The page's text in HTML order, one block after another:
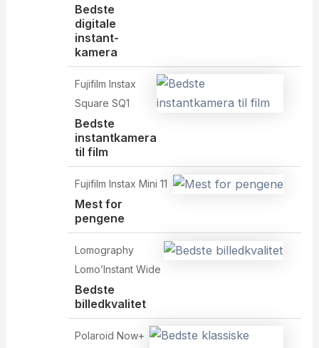
Bedste
digitale
instant-
kamera
Fujifilm Instax
Square SQ1
Bedste
instantkamera
til film
Fujifilm Instax Mini 11
Mest for
pengene
Lomography
Lomo’Instant Wide
Bedste
billedkvalitet
Polaroid Now+